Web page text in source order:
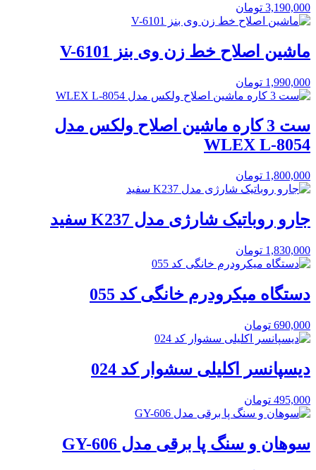
3,190,000 تومان
ماشین اصلاح خط زن وی بنز V-6101
1,990,000 تومان
ست 3 کاره ماشین اصلاح ولکس مدل
WLEX L-8054
1,800,000 تومان
جارو روباتیک شارژی مدل K237 سفید
1,830,000 تومان
دستگاه میکرودرم خانگی کد 055
690,000 تومان
دیسپانسر اکلیلی سشوار کد 024
495,000 تومان
سوهان و سنگ پا برقی مدل GY-606